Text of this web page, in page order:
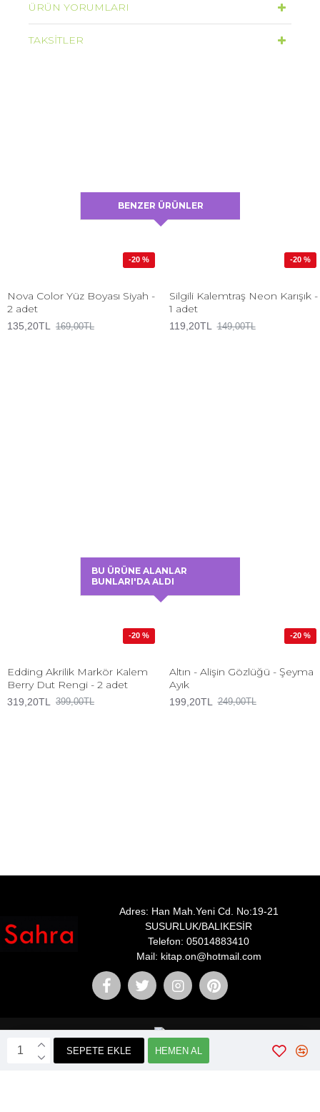
SEPETE EKLE HEMEN AL
ÜRÜN YORUMLARI
TAKSITLER
BENZER ÜRÜNLER
-20 %
Nova Color Yüz Boyası Siyah -
2 adet
135,20TL 169,00TL
-20 %
Silgili Kalemtraş Neon Karışık -
1 adet
119,20TL 149,00TL
BU ÜRÜNE ALANLAR
BUNLARI'DA ALDI
-20 %
Edding Akrilik Markör Kalem
Berry Dut Rengi - 2 adet
319,20TL 399,00TL
-20 %
Altın - Alişin Gözlüğü - Şeyma
Ayık
199,20TL 249,00TL
Adres: Han Mah.Yeni Cd. No:19-21
SUSURLUK/BALIKESİR
Telefon: 05014883410
Mail: kitap.on@hotmail.com